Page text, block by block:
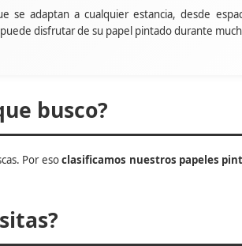
adaptan a cualquier estancia, desde
disfrutar de su papel pintado durante
busco?
Por esoclasificamos nuestros papeles